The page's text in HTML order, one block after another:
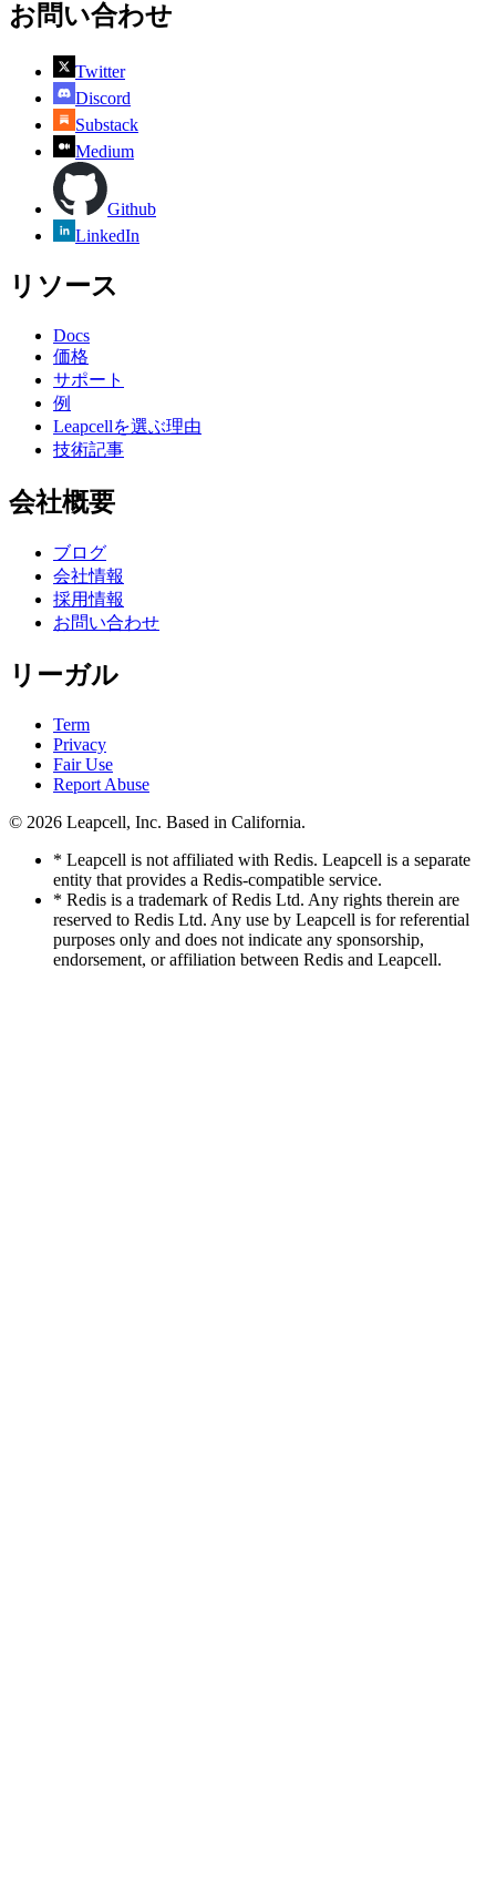
お問い合わせ
Twitter
Discord
Substack
Medium
Github
LinkedIn
リソース
Docs
価格
サポート
例
Leapcellを選ぶ理由
技術記事
会社概要
ブログ
会社情報
採用情報
お問い合わせ
リーガル
Term
Privacy
Fair Use
Report Abuse
© 2026 Leapcell, Inc. Based in California.
* Leapcell is not affiliated with Redis. Leapcell is a separate
entity that provides a Redis-compatible service.
* Redis is a trademark of Redis Ltd. Any rights therein are
reserved to Redis Ltd. Any use by Leapcell is for referential
purposes only and does not indicate any sponsorship,
endorsement, or affiliation between Redis and Leapcell.